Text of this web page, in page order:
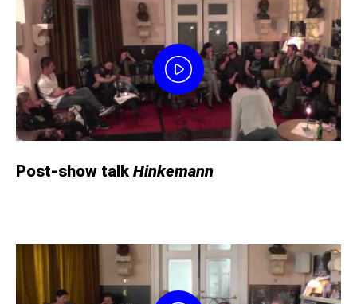
Post-show talk Hinkemann